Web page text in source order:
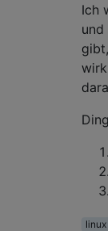
Ich
und
linux